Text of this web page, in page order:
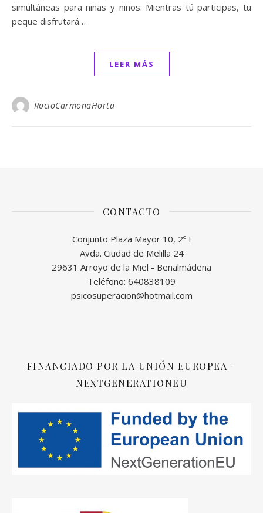
simultáneas para niñas y niños: Mientras tú participas, tu
peque disfrutará…
LEER MÁS
RocioCarmonaHorta
CONTACTO
Conjunto Plaza Mayor 10, 2º I
Avda. Ciudad de Melilla 24
29631 Arroyo de la Miel - Benalmádena
Teléfono: 640838109
psicosuperacion@hotmail.com
FINANCIADO POR LA UNIÓN EUROPEA -
NEXTGENERATIONEU